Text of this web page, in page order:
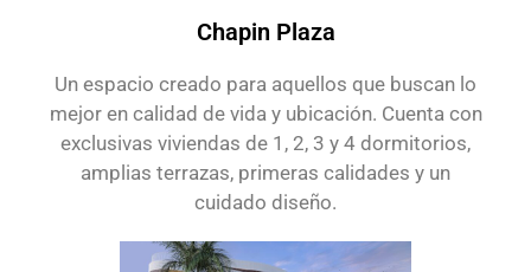
Chapin Plaza
Un espacio creado para aquellos que buscan lo
mejor en calidad de vida y ubicación. Cuenta con
exclusivas viviendas de 1, 2, 3 y 4 dormitorios,
amplias terrazas, primeras calidades y un
cuidado diseño.